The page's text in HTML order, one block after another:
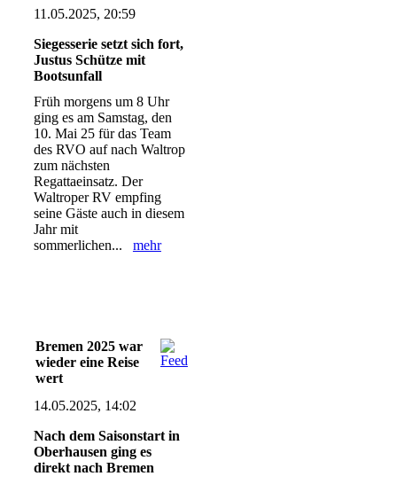
11.05.2025, 20:59
Siegesserie setzt sich fort,
Justus Schütze mit
Bootsunfall
Früh morgens um 8 Uhr
ging es am Samstag, den
10. Mai 25 für das Team
des RVO auf nach Waltrop
zum nächsten
Regattaeinsatz. Der
Waltroper RV empfing
seine Gäste auch in diesem
Jahr mit
sommerlichen... mehr
Bremen 2025 war
wieder eine Reise
wert
14.05.2025, 14:02
Nach dem Saisonstart in
Oberhausen ging es
direkt nach Bremen